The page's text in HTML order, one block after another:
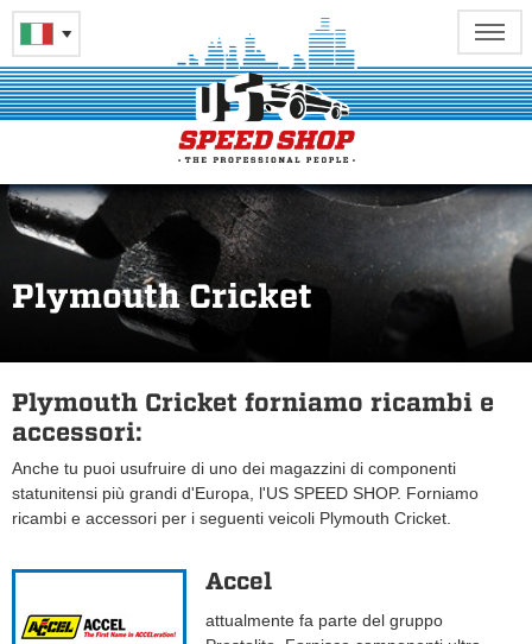
Plymouth Cricket
Plymouth Cricket forniamo ricambi e
accessori:
Anche tu puoi usufruire di uno dei magazzini di componenti
statunitensi più grandi d'Europa, l'US SPEED SHOP. Forniamo
ricambi e accessori per i seguenti veicoli Plymouth Cricket.
Accel
attualmente fa parte del gruppo